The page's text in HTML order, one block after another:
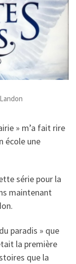
» m’a fait rire
école une
série pour la
maintenant
paradis » que
la première
que la